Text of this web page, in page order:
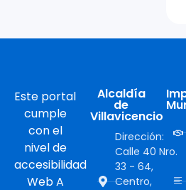
Este portal
cumple
con el
nivel de
accesibilidad
Web A
Alcaldía
de
Villavicencio
Dirección:
Calle 40 Nro.
33 - 64,
Centro,